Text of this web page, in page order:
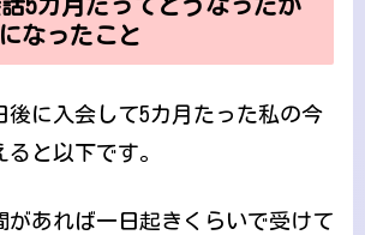
なったこと
後に入会して5カ月たった私の今
と以下です。
があれば一日起きくらいで受けて